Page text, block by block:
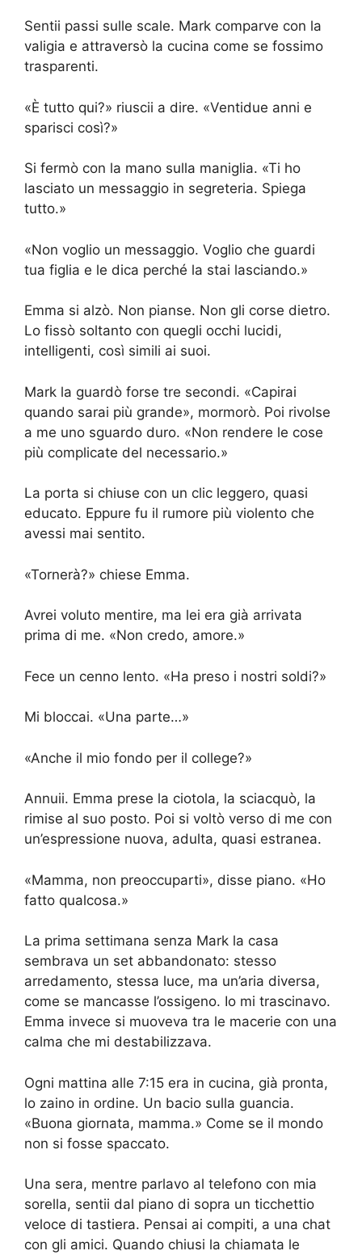
Sentii passi sulle scale. Mark comparve con la
valigia e attraversò la cucina come se fossimo
trasparenti.
«È tutto qui?» riuscii a dire. «Ventidue anni e
sparisci così?»
Si fermò con la mano sulla maniglia. «Ti ho
lasciato un messaggio in segreteria. Spiega
tutto.»
«Non voglio un messaggio. Voglio che guardi
tua figlia e le dica perché la stai lasciando.»
Emma si alzò. Non pianse. Non gli corse dietro.
Lo fissò soltanto con quegli occhi lucidi,
intelligenti, così simili ai suoi.
Mark la guardò forse tre secondi. «Capirai
quando sarai più grande», mormorò. Poi rivolse
a me uno sguardo duro. «Non rendere le cose
più complicate del necessario.»
La porta si chiuse con un clic leggero, quasi
educato. Eppure fu il rumore più violento che
avessi mai sentito.
«Tornerà?» chiese Emma.
Avrei voluto mentire, ma lei era già arrivata
prima di me. «Non credo, amore.»
Fece un cenno lento. «Ha preso i nostri soldi?»
Mi bloccai. «Una parte…»
«Anche il mio fondo per il college?»
Annuii. Emma prese la ciotola, la sciacquò, la
rimise al suo posto. Poi si voltò verso di me con
un’espressione nuova, adulta, quasi estranea.
«Mamma, non preoccuparti», disse piano. «Ho
fatto qualcosa.»
La prima settimana senza Mark la casa
sembrava un set abbandonato: stesso
arredamento, stessa luce, ma un’aria diversa,
come se mancasse l’ossigeno. Io mi trascinavo.
Emma invece si muoveva tra le macerie con una
calma che mi destabilizzava.
Ogni mattina alle 7:15 era in cucina, già pronta,
lo zaino in ordine. Un bacio sulla guancia.
«Buona giornata, mamma.» Come se il mondo
non si fosse spaccato.
Una sera, mentre parlavo al telefono con mia
sorella, sentii dal piano di sopra un ticchettio
veloce di tastiera. Pensai ai compiti, a una chat
con gli amici. Quando chiusi la chiamata le